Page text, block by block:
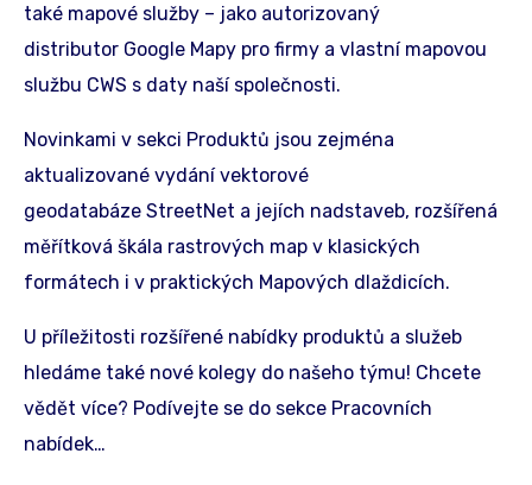
také mapové služby – jako autorizovaný
distributor Google Mapy pro firmy a vlastní mapovou
službu CWS s daty naší společnosti.
Novinkami v sekci Produktů jsou zejména
aktualizované vydání vektorové
geodatabáze StreetNet a jejích nadstaveb, rozšířená
měřítková škála rastrových map v klasických
formátech i v praktických Mapových dlaždicích.
U příležitosti rozšířené nabídky produktů a služeb
hledáme také nové kolegy do našeho týmu! Chcete
vědět více? Podívejte se do sekce Pracovních
nabídek…